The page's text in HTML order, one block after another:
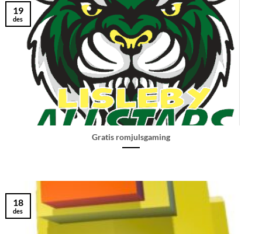
Gratis romjulsgaming
19
des
18
des